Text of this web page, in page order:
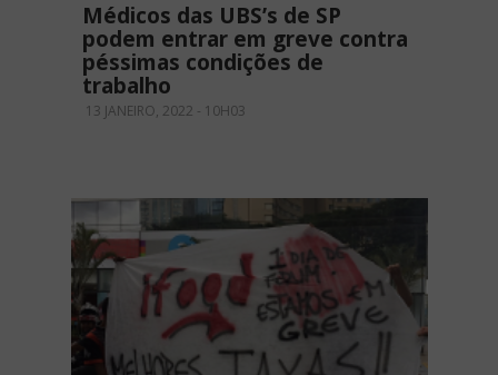
Médicos das UBS’s de SP
podem entrar em greve contra
péssimas condições de
trabalho
13 JANEIRO, 2022 - 10H03